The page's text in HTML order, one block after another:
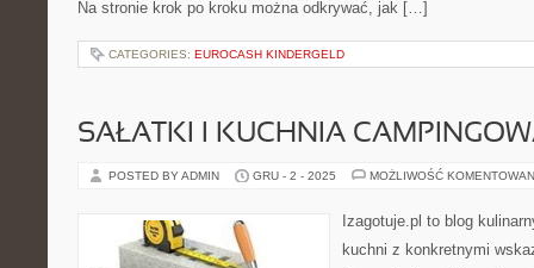
Na stronie krok po kroku można odkrywać, jak […]
CATEGORIES: EUROCASH KINDERGELD
SAŁATKI I KUCHNIA
POSTED BY ADMIN GRU - 2 - 2025 MOŻLIWOŚĆ
Izagotuje.pl to blog
kuchni z konkretnymi